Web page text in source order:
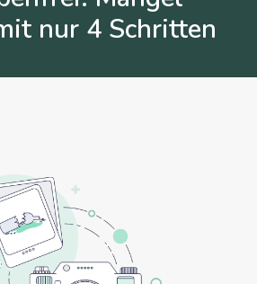
nur 4 Schritten